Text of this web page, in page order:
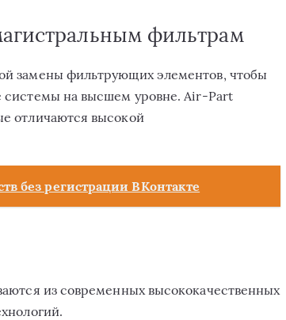
фильтрам
замены фильтрующих элементов, чтобы
системы на высшем уровне. Air-Part
отличаются высокой
без регистрации ВКонтакте
из современных высококачественных